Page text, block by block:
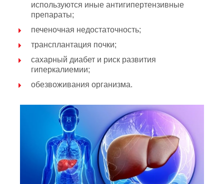
используются иные антигипертензивные
препараты;
печеночная недостаточность;
трансплантация почки;
сахарный диабет и риск развития
гиперкалиемии;
обезвоживания организма.